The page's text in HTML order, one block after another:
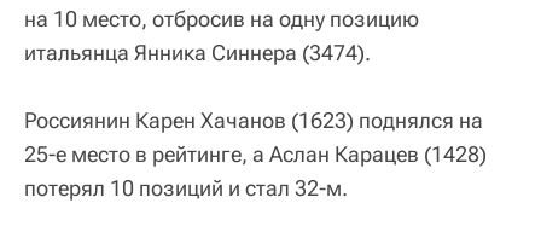
на 10 место, отбросив на одну позицию
итальянца Янника Синнера (3474).
Россиянин Карен Хачанов (1623) поднялся на
25-е место в рейтинге, а Аслан Карацев (1428)
потерял 10 позиций и стал 32-м.